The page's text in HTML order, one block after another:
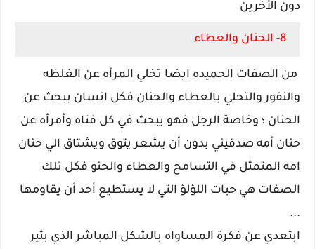
دون الأخرين
8- الحنان والعطاء
من الصفات الحميده ايضا تخلي المرأه عن الغلظه
والنفور والتحلي بالعطاء والحنان فكل انسان يبحث عن
الحنان ؛ وخاصة الرجل فهو يبحث في كل فتاه وأمرأه عن
حنان أمه صدقيني بدون أن يشعر يتوق ويشتاق الي حنان
امه المتمثل في التسامح والعطاء والحنو فكل تلك
الصفات هي حبات اللؤلؤ التي لا يستطيع أحد أن يقاومها
...
ابتعدي عن فكرة المساواه بالشكل المباشر الذي يثير